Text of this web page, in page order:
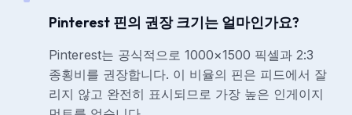
Pinterest 핀의 권장 크기는 얼마인가요?
Pinterest는 공식적으로 1000×1500 픽셀과 2:3
종횡비를 권장합니다. 이 비율의 핀은 피드에서 잘
리지 않고 완전히 표시되므로 가장 높은 인게이지